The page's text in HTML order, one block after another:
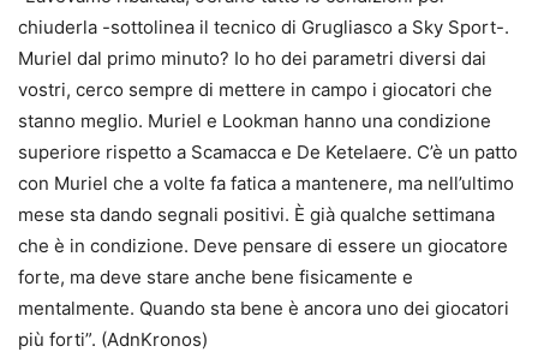
chiuderla -sottolinea il tecnico di Grugliasco a Sky Sport-.
Muriel dal primo minuto? Io ho dei parametri diversi dai
vostri, cerco sempre di mettere in campo i giocatori che
stanno meglio. Muriel e Lookman hanno una condizione
superiore rispetto a Scamacca e De Ketelaere. C’è un patto
con Muriel che a volte fa fatica a mantenere, ma nell’ultimo
mese sta dando segnali positivi. È già qualche settimana
che è in condizione. Deve pensare di essere un giocatore
forte, ma deve stare anche bene fisicamente e
mentalmente. Quando sta bene è ancora uno dei giocatori
più forti”. (AdnKronos)